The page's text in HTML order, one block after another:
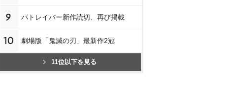
9 パトレイバー新作読切、再び掲載
10 劇場版「鬼滅の刃」最新作2冠
11位以下を見る